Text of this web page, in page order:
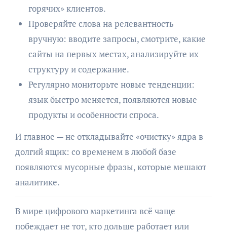
горячих» клиентов.
Проверяйте слова на релевантность
вручную: вводите запросы, смотрите, какие
сайты на первых местах, анализируйте их
структуру и содержание.
Регулярно мониторьте новые тенденции:
язык быстро меняется, появляются новые
продукты и особенности спроса.
И главное — не откладывайте «очистку» ядра в
долгий ящик: со временем в любой базе
появляются мусорные фразы, которые мешают
аналитике.
В мире цифрового маркетинга всё чаще
побеждает не тот, кто дольше работает или